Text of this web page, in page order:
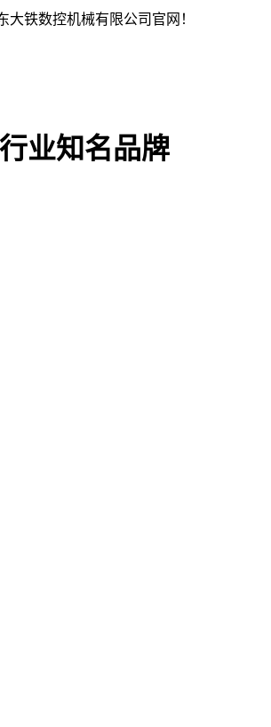
大铁数控机械有限公司官网！
业知名品牌